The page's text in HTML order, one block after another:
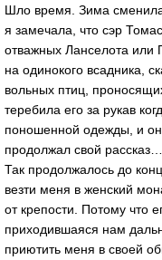
Шло время. Зима
я замечала, что сэр
отважных Ланселота или
на одинокого всадника,
вольных птиц,
теребила его за рукав
поношенной одежды, и
продолжал свой рассказ…
Так продолжалось до
везти меня в женский
от крепости. Потому что
приходившаяся нам
приютить меня в своей